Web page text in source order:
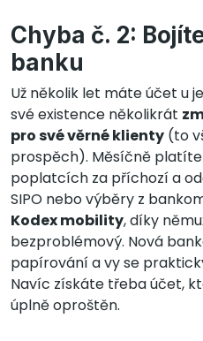
Chyba č. 2:
banku
Už několik let máte účet u
své existence několikrát
pro své věrné klienty (to
prospěch). Měsíčně
poplatcích za příchozí a
SIPO nebo výběry z
Kodex mobility, díky
bezproblémový. Nová
papírování a vy se
Navíc získáte třeba účet,
úplně oproštěn.